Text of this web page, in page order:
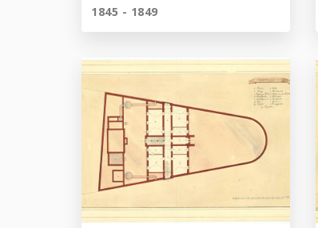
1845 - 1849